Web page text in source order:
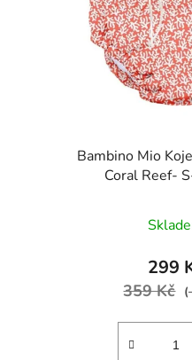
Bambino Mio
Coral Reef-
299
359 Kč